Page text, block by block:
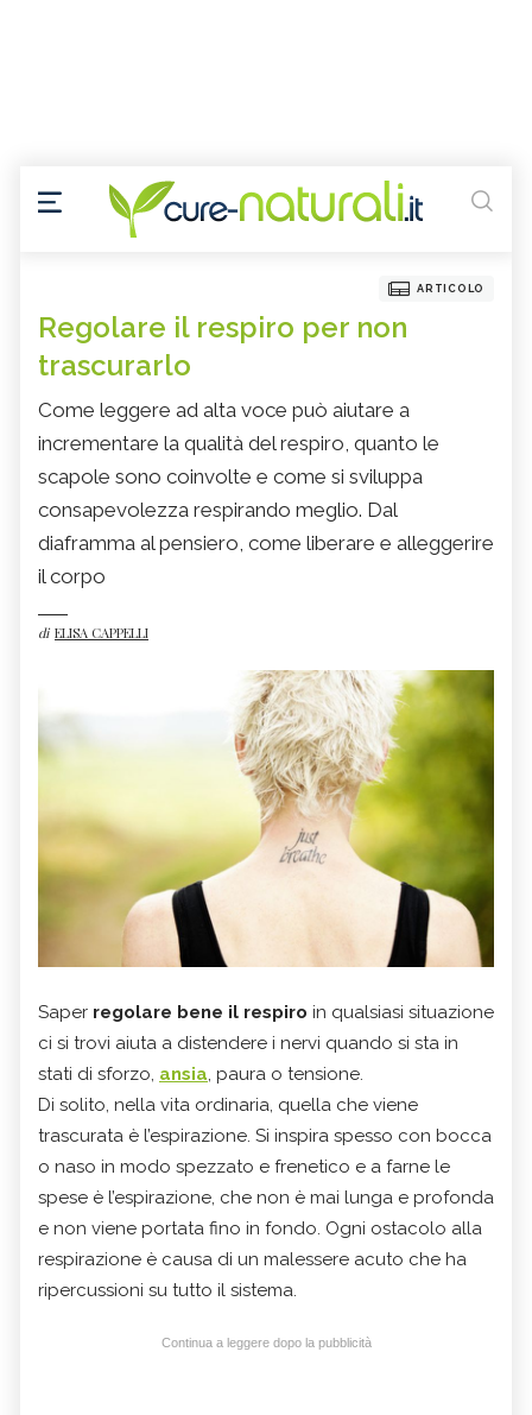
ARTICOLO
Regolare il respiro per non
trascurarlo
Come leggere ad alta voce può aiutare a
incrementare la qualità del respiro, quanto le
scapole sono coinvolte e come si sviluppa
consapevolezza respirando meglio. Dal
diaframma al pensiero, come liberare e alleggerire
il corpo
di ELISA CAPPELLI
Saper regolare bene il respiro in qualsiasi situazione
ci si trovi aiuta a distendere i nervi quando si sta in
stati di sforzo, ansia, paura o tensione.
Di solito, nella vita ordinaria, quella che viene
trascurata è l’espirazione. Si inspira spesso con bocca
o naso in modo spezzato e frenetico e a farne le
spese è l’espirazione, che non è mai lunga e profonda
e non viene portata fino in fondo. Ogni ostacolo alla
respirazione è causa di un malessere acuto che ha
ripercussioni su tutto il sistema.
Continua a leggere dopo la pubblicità